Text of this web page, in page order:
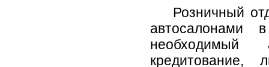
Розничный
автосалонами
необходимый
кредитование,